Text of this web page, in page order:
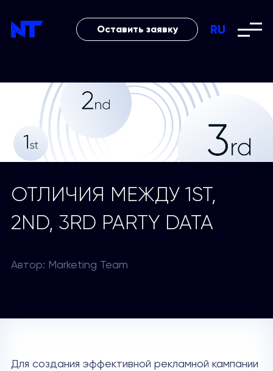
RU
Оставить заявку
ОТЛИЧИЯ МЕЖДУ 1ST,
2ND, 3RD PARTY DATA
Автор: Marketing Team
Для создания эффективной рекламной кампании